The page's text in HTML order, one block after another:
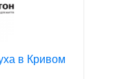
в Кривом